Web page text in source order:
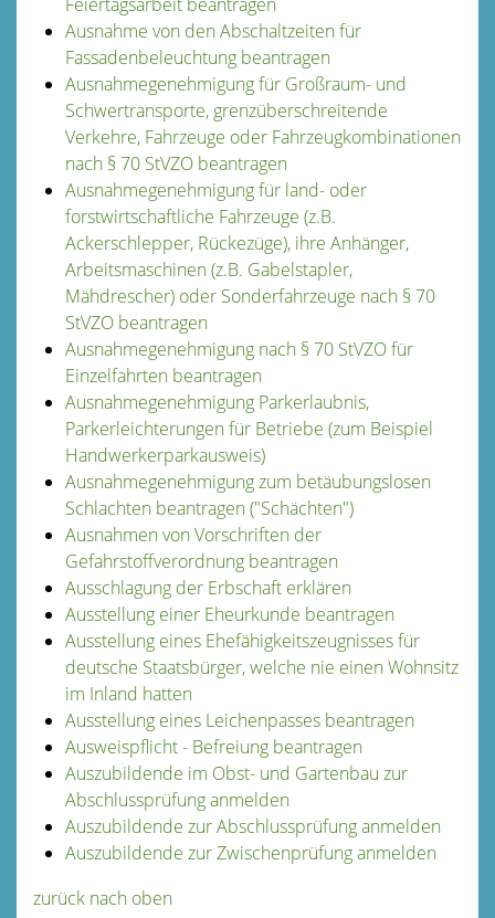
Ausnahme von den Abschaltzeiten für
Fassadenbeleuchtung beantragen
Ausnahmegenehmigung für Großraum- und
Schwertransporte, grenzüberschreitende
Verkehre, Fahrzeuge oder Fahrzeugkombinationen
nach § 70 StVZO beantragen
Ausnahmegenehmigung für land- oder
forstwirtschaftliche Fahrzeuge (z.B.
Ackerschlepper, Rückezüge), ihre Anhänger,
Arbeitsmaschinen (z.B. Gabelstapler,
Mähdrescher) oder Sonderfahrzeuge nach § 70
StVZO beantragen
Ausnahmegenehmigung nach § 70 StVZO für
Einzelfahrten beantragen
Ausnahmegenehmigung Parkerlaubnis,
Parkerleichterungen für Betriebe (zum Beispiel
Handwerkerparkausweis)
Ausnahmegenehmigung zum betäubungslosen
Schlachten beantragen ("Schächten")
Ausnahmen von Vorschriften der
Gefahrstoffverordnung beantragen
Ausschlagung der Erbschaft erklären
Ausstellung einer Eheurkunde beantragen
Ausstellung eines Ehefähigkeitszeugnisses für
deutsche Staatsbürger, welche nie einen Wohnsitz
im Inland hatten
Ausstellung eines Leichenpasses beantragen
Ausweispflicht - Befreiung beantragen
Auszubildende im Obst- und Gartenbau zur
Abschlussprüfung anmelden
Auszubildende zur Abschlussprüfung anmelden
Auszubildende zur Zwischenprüfung anmelden
zurück nach oben